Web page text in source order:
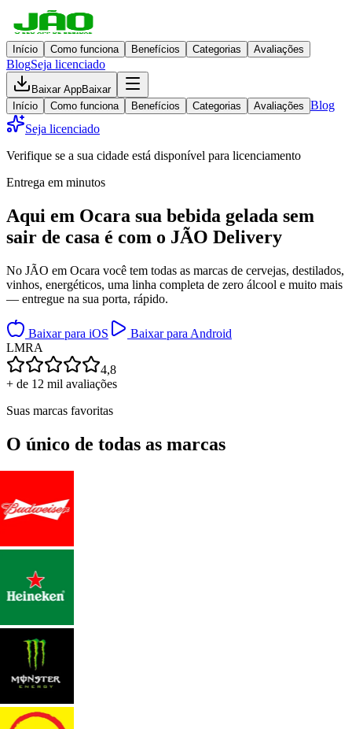
Início Como funciona Benefícios Categorias Avaliações
BlogSeja licenciado
Baixar AppBaixar
Início
Como funciona Benefícios Categorias Avaliações Blog
Seja licenciado
Verifique se a sua cidade está disponível para licenciamento
Entrega em minutos
Aqui em Ocara sua bebida gelada sem
sair de casa é com o JÃO Delivery
No JÃO em Ocara você tem todas as marcas de cervejas, destilados,
vinhos, energéticos, uma linha completa de zero álcool e muito mais
— entregue na sua porta, rápido.
Baixar para iOS
Baixar para Android
LMRA
4,8
+ de 12 mil avaliações
Suas marcas favoritas
O único de todas as marcas